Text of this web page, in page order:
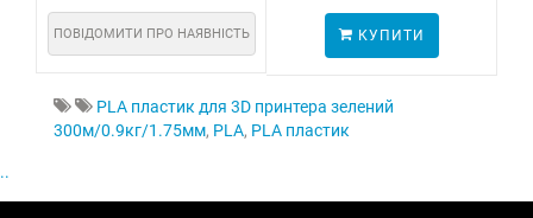
ПОВІДОМИТИ ПРО НАЯВНІСТЬ КУПИТИ
PLA пластик для 3D принтера зелений
300м/0.9кг/1.75мм, PLA, PLA пластик
..